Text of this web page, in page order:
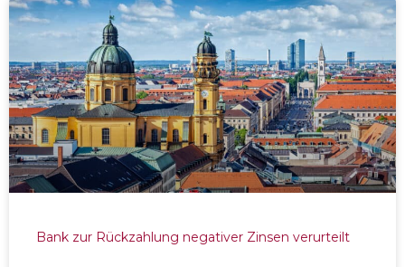
Bank zur Rückzahlung negativer Zinsen verurteilt